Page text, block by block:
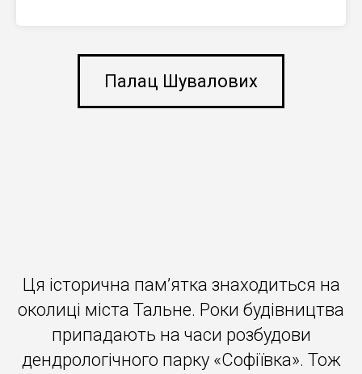
Палац Шувалових
Ця історична пам’ятка знаходиться на
околиці міста Тальне. Роки будівництва
припадають на часи розбудови
дендрологічного парку «Софіївка». Тож